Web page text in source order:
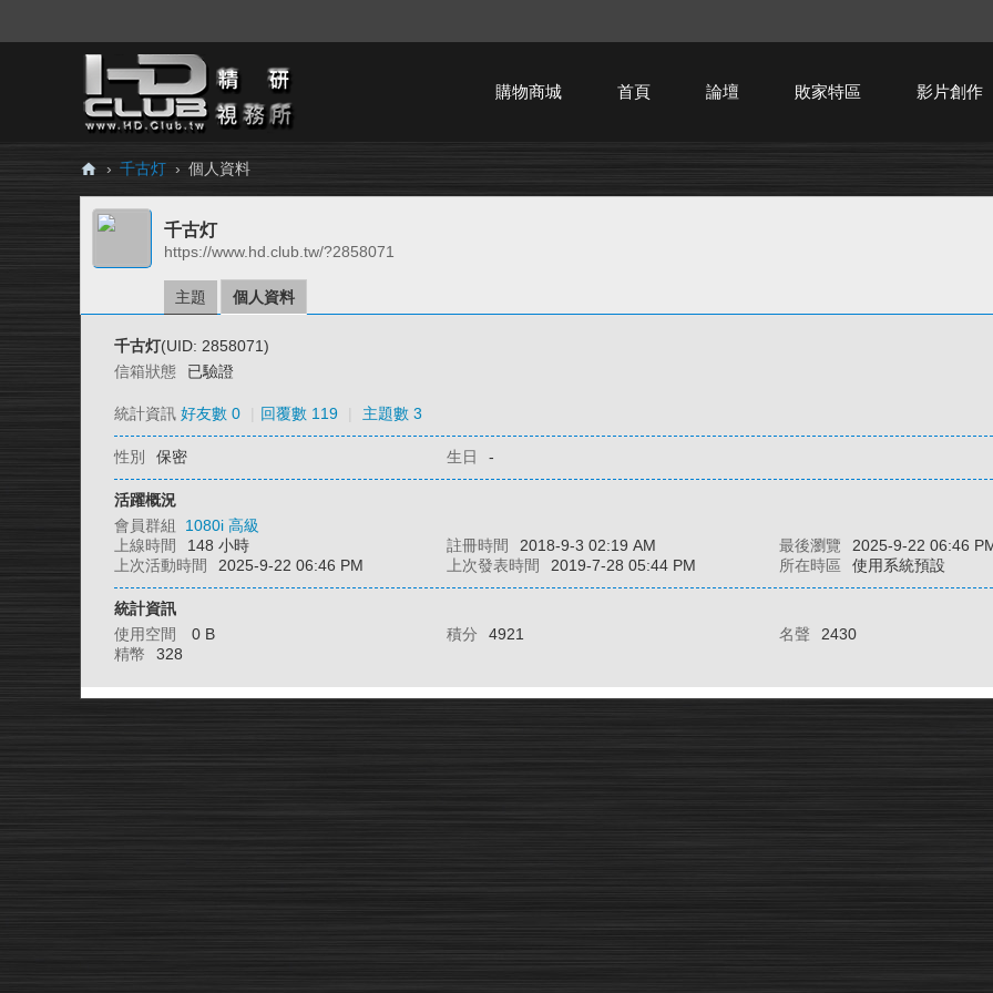
購物商城 首頁 論壇 敗家特區 影片創作
H
Cl
› 千古灯 › 個人資料
千古灯
https://www.hd.club.tw/?2858071
主題 個人資料
千古灯(UID: 2858071)
信箱狀態
已驗證
統計資訊 好友數 0 回覆數 119 主題數 3
性別 保密 生日 -
活躍概況
會員群組 1080i 高級
上線時間
148 小時 註冊時間 2018-9-3 02:19 AM 最後瀏覽
2025-9-22 06:46
上次活動時間
2025-9-22 06:46 PM 上次發表時間 2019-7-28 05:44 PM 所在時區 使用系統預設
統計資訊
使用空間
0 B 積分 4921 名聲
2430
精幣
328